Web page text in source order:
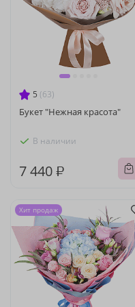
5 (63)
Букет "Нежная красота"
В наличии
7 440 ₽
Хит продаж